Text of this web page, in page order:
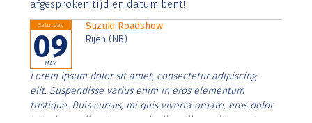
afgesproken tijd en datum bent!
Saturday
09
MAY
Suzuki Roadshow
Rijen (NB)
Lorem ipsum dolor sit amet, consectetur adipiscing
elit. Suspendisse varius enim in eros elementum
tristique. Duis cursus, mi quis viverra ornare, eros dolor
interdum nulla, ut commodo diam libero vitae erat.